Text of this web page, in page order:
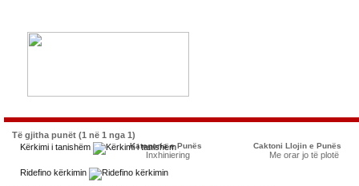
Të gjitha punët (1 në 1 nga 1)
Kërkimi i tanishëm
Kategoria e Punës
Inxhiniering
Caktoni Llojin e Punës
Me orar jo të plotë
Ridefino kërkimin